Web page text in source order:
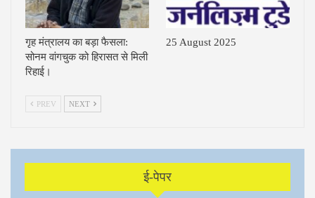
गृह मंत्रालय का बड़ा फैसला:
सोनम वांगचुक को हिरासत से मिली
रिहाई।
25 August 2025
PREV NEXT
ई-पेपर